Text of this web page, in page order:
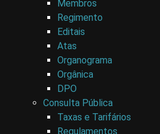
Membros
Regimento
Editais
Atas
Organograma
Orgânica
DPO
Consulta Pública
Taxas e Tarifários
Regulamentos